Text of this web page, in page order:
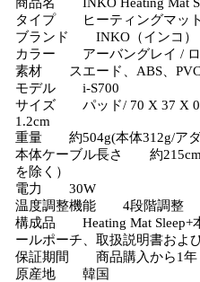
タイプ ヒーティングマット
ブランド INKO（インコ）
カラー アーバングレイ / ロ
素材 スエード、ABS、
モデル i-S700
サイズ パッド/ 70 X 37 X
1.2cm
重量 約504g(本体312g/アダ
本体ケーブル長さ 約215cm
を除く）
電力 30W
温度調整機能 4段階調整
構成品 Heating Mat Sleep+
ールポーチ、取扱説明書およ
保証期間 商品購入から1年
原産地 韓国